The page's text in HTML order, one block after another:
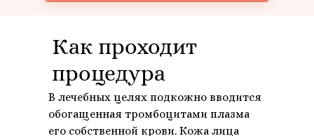
В лечебных целях подкожно вводится
обогащенная тромбоцитами плазма
его собственной крови. Кожа лица
Как проходит
процедура